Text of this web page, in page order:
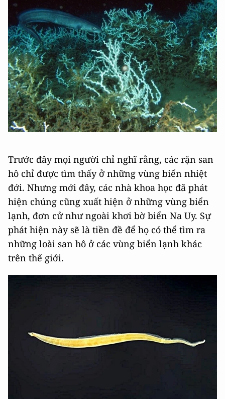
Trước đây mọi người chỉ nghĩ rằng, các rặn san
hô chỉ được tìm thấy ở những vùng biển nhiệt
đới. Nhưng mới đây, các nhà khoa học đã phát
hiện chúng cũng xuất hiện ở những vùng biển
lạnh, đơn cử như ngoài khơi bờ biển Na Uy. Sự
phát hiện này sẽ là tiền đề để họ có thể tìm ra
những loài san hô ở các vùng biển lạnh khác
trên thế giới.